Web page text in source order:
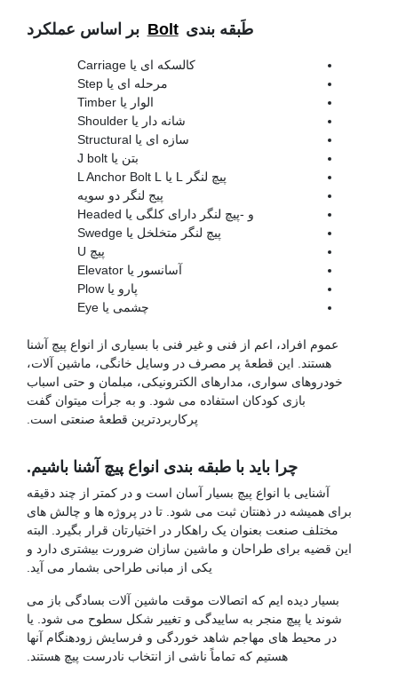
طَبقه بندی Bolt بر اساس عملکرد
کالسکه ای یا Carriage
مرحله ای یا Step
الوار یا Timber
شانه دار یا Shoulder
سازه ای یا Structural
بتن یا J bolt
پیچ لنگر L یا L Anchor Bolt L
پیج لنگر دو سویه
و -پیچ لنگر دارای کلگی یا Headed
پیچ لنگر متخلخل یا Swedge
پیچ U
آسانسور یا Elevator
پارو یا Plow
چشمی یا Eye
عموم افراد، اعم از فنی و غیر فنی با بسیاری از انواع پیچ آشنا
هستند. این قطعۀ پر مصرف در وسایل خانگی، ماشین آلات،
خودروهای سواری، مدارهای الکترونیکی، مبلمان و حتی اسباب
بازی کودکان استفاده می شود. و به جرأت میتوان گفت
پرکاربردترین قطعۀ صنعتی است.
چرا باید با طبقه بندی انواع پیچ آشنا باشیم.
آشنایی با انواع پیچ بسیار آسان است و در کمتر از چند دقیقه
برای همیشه در ذهنتان ثبت می شود. تا در پروژه ها و چالش های
مختلف صنعت بعنوان یک راهکار در اختیارتان قرار بگیرد. البته
این قضیه برای طراحان و ماشین سازان ضرورت بیشتری دارد و
یکی از مبانی طراحی بشمار می آید.
بسیار دیده ایم که اتصالات موقت ماشین آلات بسادگی باز می
شوند یا پیچ منجر به ساییدگی و تغییر شکل سطوح می شود. یا
در محیط های مهاجم شاهد خوردگی و فرسایش زودهنگام آنها
هستیم که تماماً ناشی از انتخاب نادرست پیچ هستند.